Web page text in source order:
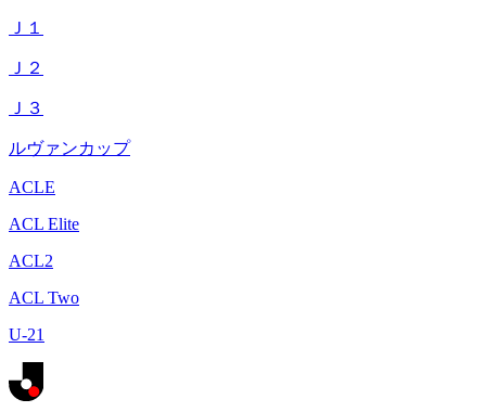
Ｊ１
Ｊ２
Ｊ３
ルヴァンカップ
ACLE
ACL Elite
ACL2
ACL Two
U-21